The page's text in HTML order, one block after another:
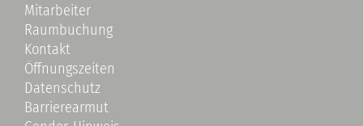
Mitarbeiter
Raumbuchung
Kontakt
Öffnungszeiten
Datenschutz
Barrierearmut